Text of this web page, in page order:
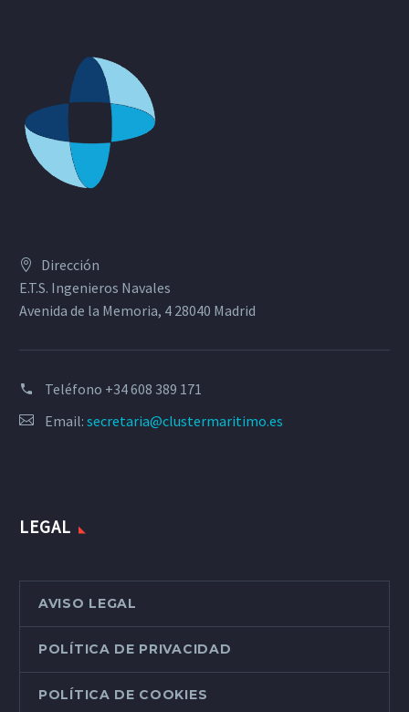
Dirección
E.T.S. Ingenieros Navales
Avenida de la Memoria, 4 28040 Madrid
Teléfono +34 608 389 171
Email: secretaria@clustermaritimo.es
LEGAL
AVISO LEGAL
POLÍTICA DE PRIVACIDAD
POLÍTICA DE COOKIES